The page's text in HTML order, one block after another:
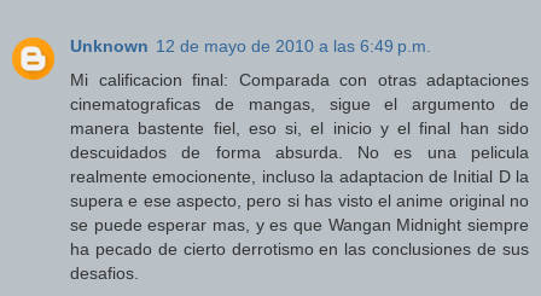
Unknown 12 de mayo de 2010 a las 6:49 p.m.
Mi calificacion final: Comparada con otras adaptaciones
cinematograficas de mangas, sigue el argumento de
manera bastente fiel, eso si, el inicio y el final han sido
descuidados de forma absurda. No es una pelicula
realmente emocionente, incluso la adaptacion de Initial D la
supera e ese aspecto, pero si has visto el anime original no
se puede esperar mas, y es que Wangan Midnight siempre
ha pecado de cierto derrotismo en las conclusiones de sus
desafios.